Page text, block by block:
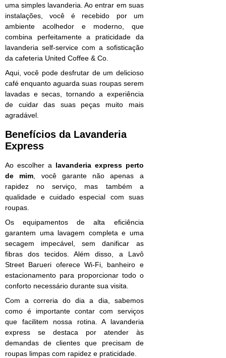
uma simples lavanderia. Ao entrar em suas
instalações, você é recebido por um
ambiente acolhedor e moderno, que
combina perfeitamente a praticidade da
lavanderia self-service com a sofisticação
da cafeteria United Coffee & Co.
Aqui, você pode desfrutar de um delicioso
café enquanto aguarda suas roupas serem
lavadas e secas, tornando a experiência
de cuidar das suas peças muito mais
agradável.
Benefícios da Lavanderia
Express
Ao escolher a lavanderia express perto
de mim , você garante não apenas a
rapidez no serviço, mas também a
qualidade e cuidado especial com suas
roupas.
Os equipamentos de alta eficiência
garantem uma lavagem completa e uma
secagem impecável, sem danificar as
fibras dos tecidos. Além disso, a Lavô
Street Barueri oferece Wi-Fi, banheiro e
estacionamento para proporcionar todo o
conforto necessário durante sua visita.
Com a correria do dia a dia, sabemos
como é importante contar com serviços
que facilitem nossa rotina. A lavanderia
express se destaca por atender às
demandas de clientes que precisam de
roupas limpas com rapidez e praticidade.